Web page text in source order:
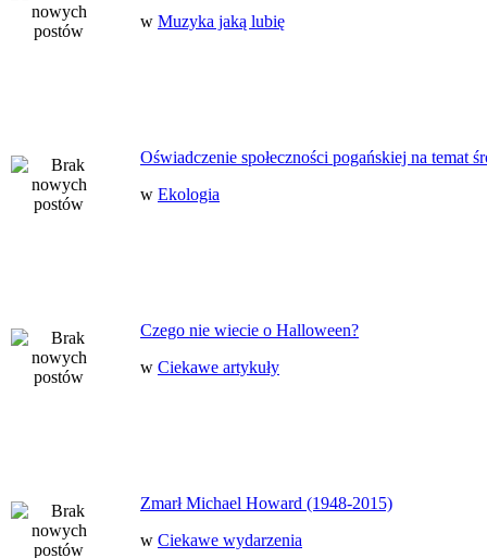
w Muzyka jaką lubię
Oświadczenie społeczności pogańskiej na temat
w Ekologia
Czego nie wiecie o Halloween?
w Ciekawe artykuły
Zmarł Michael Howard (1948-2015)
w Ciekawe wydarzenia